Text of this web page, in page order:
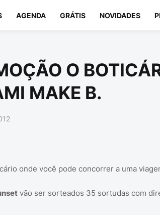
AGENDA GRÁTIS NOVIDADES
O
MAKE B.
onde você pode concorrer a uma
vão ser sorteados 35 sortudas com